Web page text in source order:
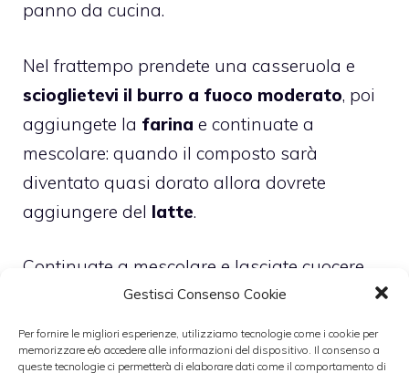
Gestisci Consenso Cookie
Per fornire le migliori esperienze, utilizziamo tecnologie come i cookie per
memorizzare e/o accedere alle informazioni del dispositivo. Il consenso a
queste tecnologie ci permetterà di elaborare dati come il comportamento di
panno da cucina.
Nel frattempo prendete una casseruola e
scioglietevi il burro a fuoco moderato, poi
aggiungete la farina e continuate a
mescolare: quando il composto sarà
diventato quasi dorato allora dovrete
aggiungere del latte.
Continuate a mescolare e lasciate cuocere,
aggiungete il formaggio(senza crosta e
tagliato a tocchetti). Quando il composto
risulterà liscio, dovrete toglierlo dal fuoco.